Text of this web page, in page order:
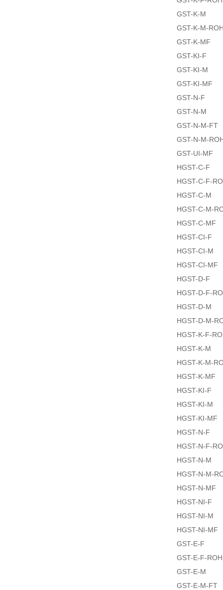
GST-K-M
GST-K-M-
GST-K-MF
GST-KI-F
GST-KI-M
GST-KI-MF
GST-N-F
GST-N-M
GST-N-M-FT
GST-N-M-
GST-UI-MF
HGST-C-F
HGST-C-F-
HGST-C-M
HGST-C-M-
HGST-C-MF
HGST-CI-F
HGST-CI-M
HGST-CI-MF
HGST-D-F
HGST-D-F-
HGST-D-M
HGST-D-M-
HGST-K-F-
HGST-K-M
HGST-K-M-
HGST-K-MF
HGST-KI-F
HGST-KI-M
HGST-KI-MF
HGST-N-F
HGST-N-F-
HGST-N-M
HGST-N-M-
HGST-N-MF
HGST-NI-F
HGST-NI-M
HGST-NI-MF
GST-E-F
GST-E-F-
GST-E-M
GST-E-M-FT